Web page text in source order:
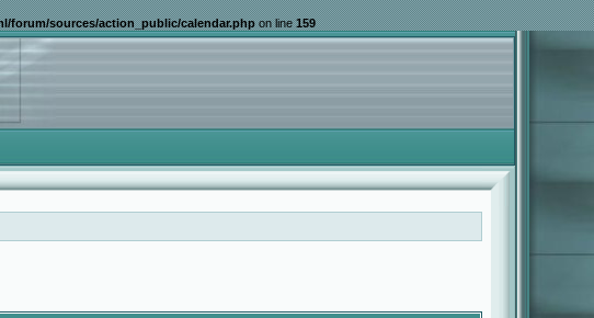
forum/sources/action_public/calendar.phpon line159